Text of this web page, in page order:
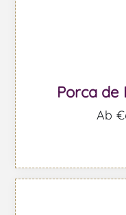
Porca de
Ab